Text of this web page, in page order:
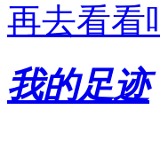
再去看看
我的足迹